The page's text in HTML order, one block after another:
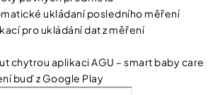
ukládaní posledního měření
pro ukládání dat z měření
chytrou aplikaci AGU – smart baby care
buď z Google Play